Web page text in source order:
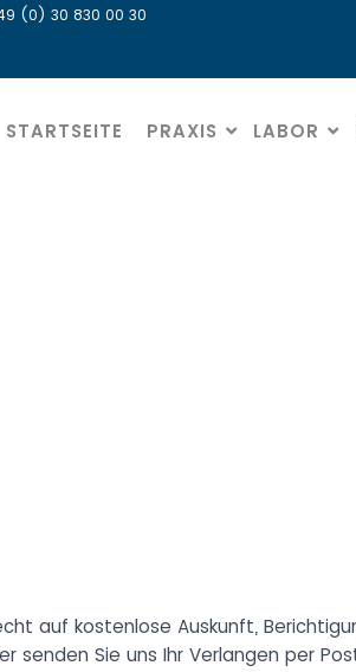
(0) 30 830 00 30
STARTSEITE PRAXIS LABOR
auf kostenlose Auskunft,
senden Sie uns Ihr Verlangen per